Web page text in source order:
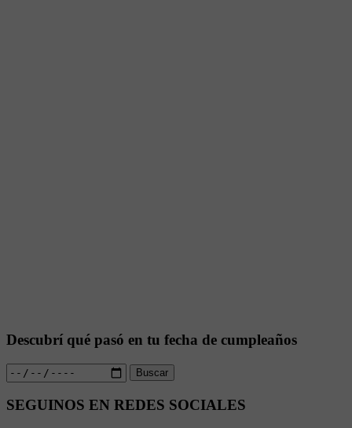
Descubrí qué pasó en tu fecha de cumpleaños
Buscar
SEGUINOS EN REDES SOCIALES